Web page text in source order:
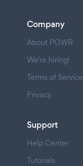
Company
About POWR
We're hiring!
Terms of Service
Privacy
Support
Help Center
Tutorials